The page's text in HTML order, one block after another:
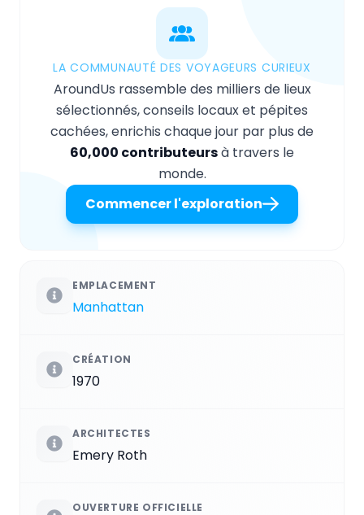
LA COMMUNAUTÉ DES VOYAGEURS CURIEUX
AroundUs rassemble des milliers de lieux
sélectionnés, conseils locaux et pépites
cachées, enrichis chaque jour par plus de
60,000 contributeursà travers le
monde.
Commencer l'exploration
EMPLACEMENT
Manhattan
CRÉATION
1970
ARCHITECTES
Emery Roth
OUVERTURE OFFICIELLE